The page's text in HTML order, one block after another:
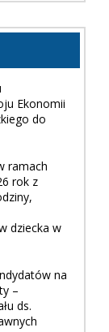
Ekonomii
do
ramach
rok z
dziecka w
na
–
ds.